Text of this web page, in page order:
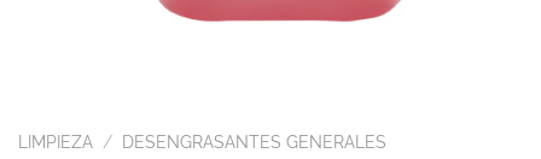
LIMPIEZA / DESENGRASANTES GENERALES